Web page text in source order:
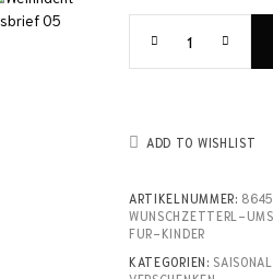
ADD TO WISHLIST
ARTIKELNUMMER:
WUNSCHZETTERL-
FUR-KINDER
KATEGORIEN: